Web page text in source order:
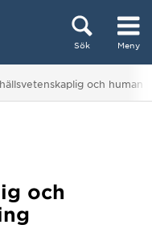
Sök Meny
och
och